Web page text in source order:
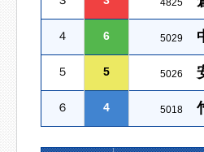
4825
４ 6 5029
５ 5 5026
６ 4 5018